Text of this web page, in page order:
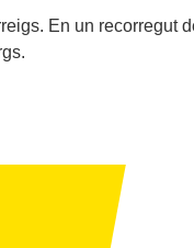
En un recorregut